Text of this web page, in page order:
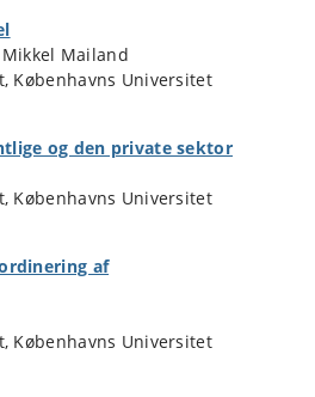
Mailand
Københavns Universitet
og den private sektor
Københavns Universitet
af
Københavns Universitet